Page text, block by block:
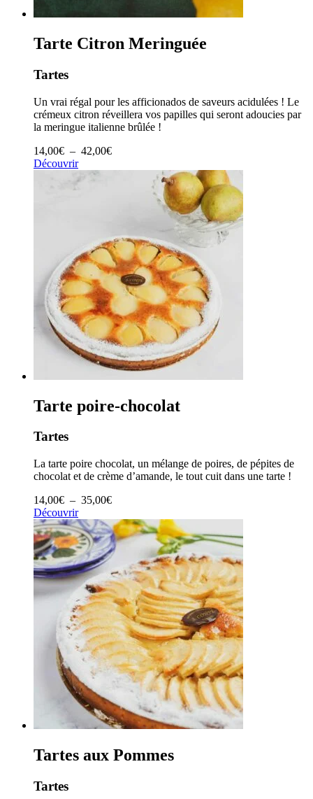
Tarte Citron Meringuée
Tartes
Un vrai régal pour les afficionados de saveurs acidulées ! Le
crémeux citron réveillera vos papilles qui seront adoucies par
la meringue italienne brûlée !
14,00€ – 42,00€Plage
Découvrir
Tarte poire-chocolat
Tartes
La tarte poire chocolat, un mélange de poires, de pépites de
chocolat et de crème d’amande, le tout cuit dans une tarte !
14,00€ – 35,00€Plage
prix :
14,00€
à
35,00€
Découvrir
Tartes aux Pommes
Tartes